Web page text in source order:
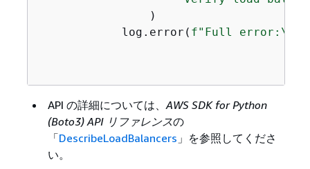
                )
            log.error(
f"Full error:\n\t
API の詳細については、AWS SDK for Python
(Boto3) API リファレンスの
「DescribeLoadBalancers 」を参照してくださ
い。